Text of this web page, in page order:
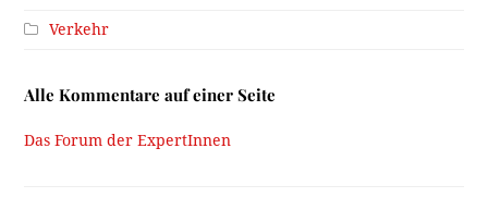
Verkehr
Alle Kommentare auf einer Seite
Das Forum der ExpertInnen